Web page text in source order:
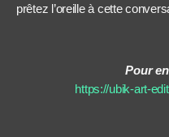
prêtez l’oreille à cette
Pour
https://ubik-art-